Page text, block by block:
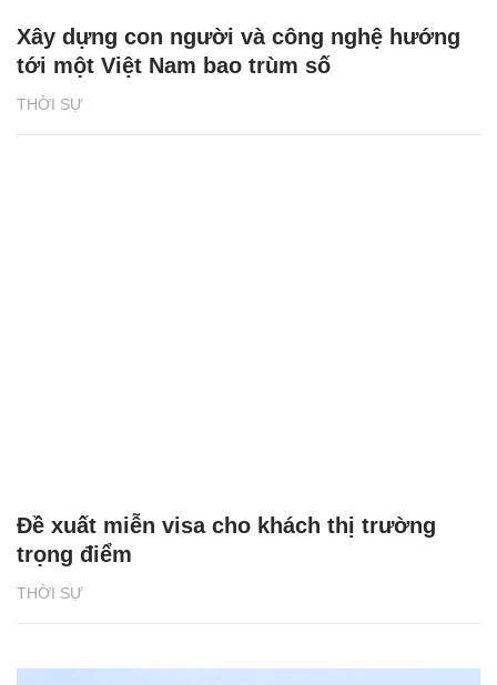
THỜI SỰ
Xây dựng con người và công nghệ hướng
tới một Việt Nam bao trùm số
THỜI SỰ
Đề xuất miễn visa cho khách thị trường
trọng điểm